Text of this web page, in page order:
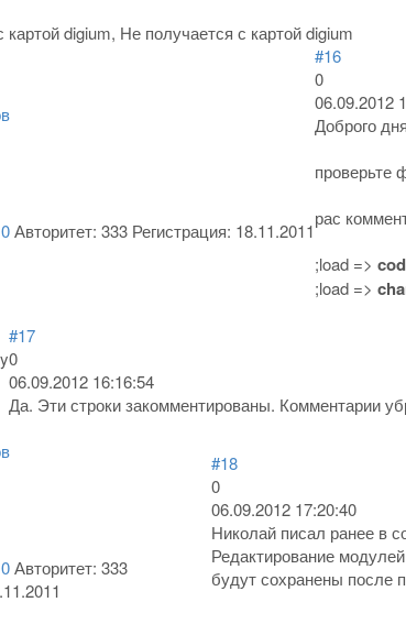
картой digium, Не получается с картой digium
Авторитет: 333 Регистрация: 18.11.2011
#16
0
06.09.2012
Доброго дня
проверьте
рас
;load =>
;load =>
#17
0
06.09.2012 16:16:54
Да. Эти строки закомментированы. Комментарии
Авторитет: 333
#18
0
06.09.2012 17:20:40
Николай писал ранее в
Редактирование
будут сохранены после